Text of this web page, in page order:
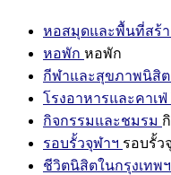
หอสมุดและพื้นที่สร้า
หอพัก หอพัก
กีฬาและสุขภาพนิสิต
โรงอาหารและคาเฟ่
กิจกรรมและชมรม
รอบรั้วจุฬาฯ รอบรั้ว
ชีวิตนิสิตในกรุงเทพฯ